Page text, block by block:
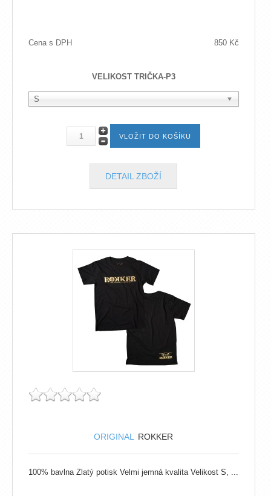
Cena s DPH 850 Kč
VELIKOST TRIČKA-P3
S
DETAIL ZBOŽÍ
ORIGINAL ROKKER
100% bavlna Zlatý potisk Velmi jemná kvalita Velikost S, ...